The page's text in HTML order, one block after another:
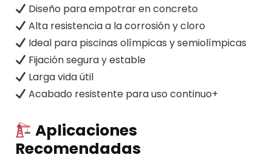
Diseño para empotrar en concreto
Alta resistencia a la corrosión y cloro
Ideal para piscinas olímpicas y semiolímpicas
Fijación segura y estable
Larga vida útil
Acabado resistente para uso continuo+
Aplicaciones
Recomendadas